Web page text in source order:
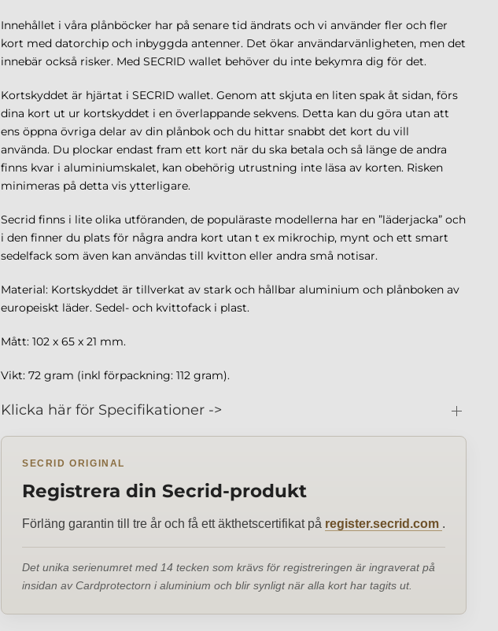
Innehållet i våra plånböcker har på senare tid ändrats och vi använder fler och fler
kort med datorchip och inbyggda antenner. Det ökar användarvänligheten, men det
innebär också risker. Med SECRID wallet behöver du inte bekymra dig för det.
Kortskyddet är hjärtat i SECRID wallet. Genom att skjuta en liten spak åt sidan, förs
dina kort ut ur kortskyddet i en överlappande sekvens. Detta kan du göra utan att
ens öppna övriga delar av din plånbok och du hittar snabbt det kort du vill
använda. Du plockar endast fram ett kort när du ska betala och så länge de andra
finns kvar i aluminiumskalet, kan obehörig utrustning inte läsa av korten. Risken
minimeras på detta vis ytterligare.
Secrid finns i lite olika utföranden, de populäraste modellerna har en ”läderjacka” och
i den finner du plats för några andra kort utan t ex mikrochip, mynt och ett smart
sedelfack som även kan användas till kvitton eller andra små notisar.
Material: Kortskyddet är tillverkat av stark och hållbar aluminium och plånboken av
europeiskt läder. Sedel- och kvittofack i plast.
Mått: 102 x 65 x 21 mm.
Vikt: 72 gram (inkl förpackning: 112 gram).
Klicka här för Specifikationer ->
SECRID ORIGINAL
Registrera din Secrid-produkt
Förläng garantin till tre år och få ett äkthetscertifikat på register.secrid.com .
Det unika serienumret med 14 tecken som krävs för registreringen är ingraverat på
insidan av Cardprotectorn i aluminium och blir synligt när alla kort har tagits ut.